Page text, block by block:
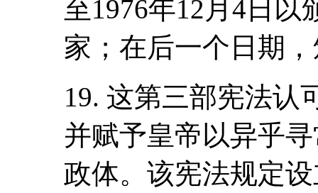
至1976年12月4日以
家；在后一个日期
19. 这第三部宪法认
并赋予皇帝以异乎
政体。该宪法规定